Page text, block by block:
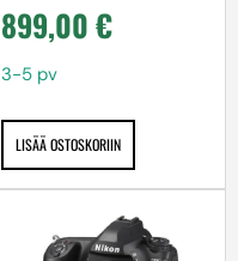
899,00€
3-5 pv
LISÄÄ OSTOSKORIIN